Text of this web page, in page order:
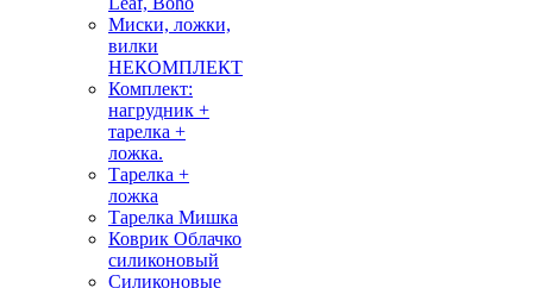
Миски, ложки,
вилки
НЕКОМПЛЕКТ
Комплект:
нагрудник +
тарелка +
ложка.
Тарелка +
ложка
Тарелка Мишка
Коврик Облачко
силиконовый
Силиконовые